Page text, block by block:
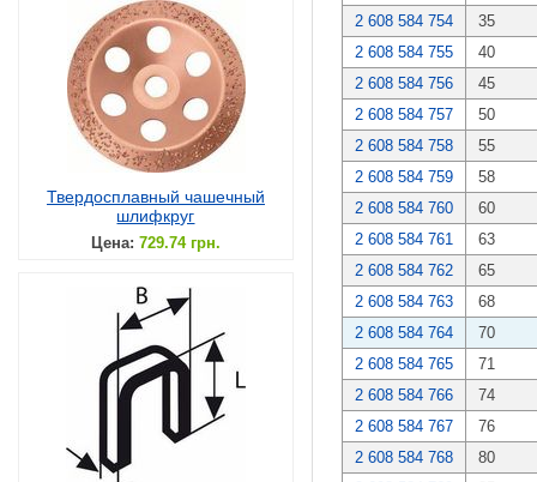
Твердосплавный чашечный
шлифкруг
Цена: 729.74 грн.
2 608 584 754
35
2 608 584 755
40
2 608 584 756
45
2 608 584 757
50
2 608 584 758
55
2 608 584 759
58
2 608 584 760
60
2 608 584 761
63
2 608 584 762
65
2 608 584 763
68
2 608 584 764
70
2 608 584 765
71
2 608 584 766
74
2 608 584 767
76
2 608 584 768
80